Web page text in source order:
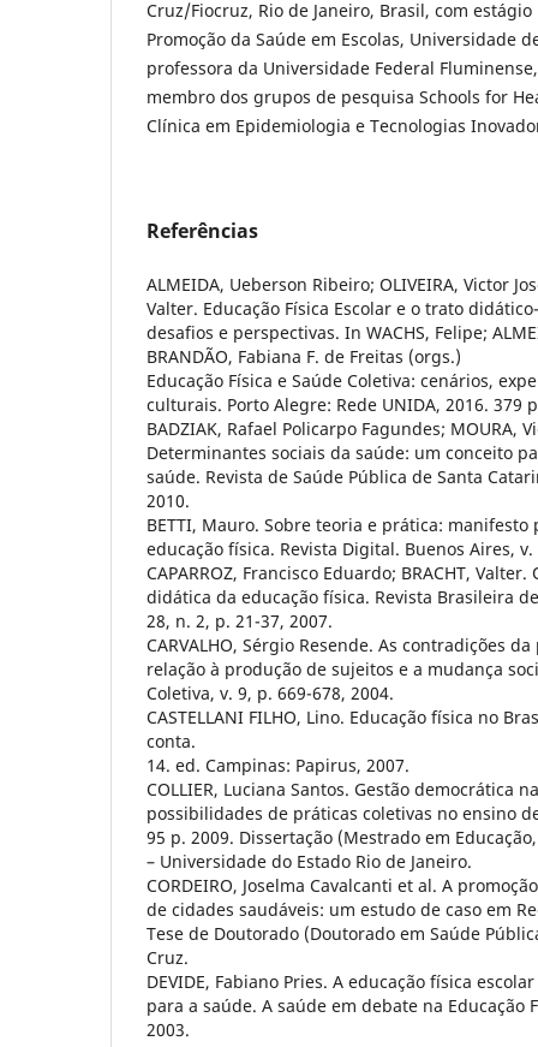
Cruz/Fiocruz, Rio de Janeiro, Brasil, com
Promoção da Saúde em Escolas, Universidade
professora da Universidade Federal
membro dos grupos de pesquisa Schools for
Clínica em Epidemiologia e Tecnologias
Referências
ALMEIDA, Ueberson Ribeiro; OLIVEIRA, Victor
Valter. Educação Física Escolar e o trato
desafios e perspectivas. In WACHS, Felipe;
BRANDÃO, Fabiana F. de Freitas (orgs.)
Educação Física e Saúde Coletiva: cenários,
culturais. Porto Alegre: Rede UNIDA, 2016. 379
BADZIAK, Rafael Policarpo Fagundes; MOURA,
Determinantes sociais da saúde: um conceito
saúde. Revista de Saúde Pública de Santa
2010.
BETTI, Mauro. Sobre teoria e prática:
educação física. Revista Digital. Buenos Aires, v.
CAPARROZ, Francisco Eduardo; BRACHT,
didática da educação física. Revista Brasileira
28, n. 2, p. 21-37, 2007.
CARVALHO, Sérgio Resende. As contradições
relação à produção de sujeitos e a mudança
Coletiva, v. 9, p. 669-678, 2004.
CASTELLANI FILHO, Lino. Educação física no
conta.
14. ed. Campinas: Papirus, 2007.
COLLIER, Luciana Santos. Gestão democrática
possibilidades de práticas coletivas no ensino
95 p. 2009. Dissertação (Mestrado em
– Universidade do Estado Rio de Janeiro.
CORDEIRO, Joselma Cavalcanti et al. A
de cidades saudáveis: um estudo de caso em
Tese de Doutorado (Doutorado em Saúde
Cruz.
DEVIDE, Fabiano Pries. A educação física
para a saúde. A saúde em debate na Educação
2003.